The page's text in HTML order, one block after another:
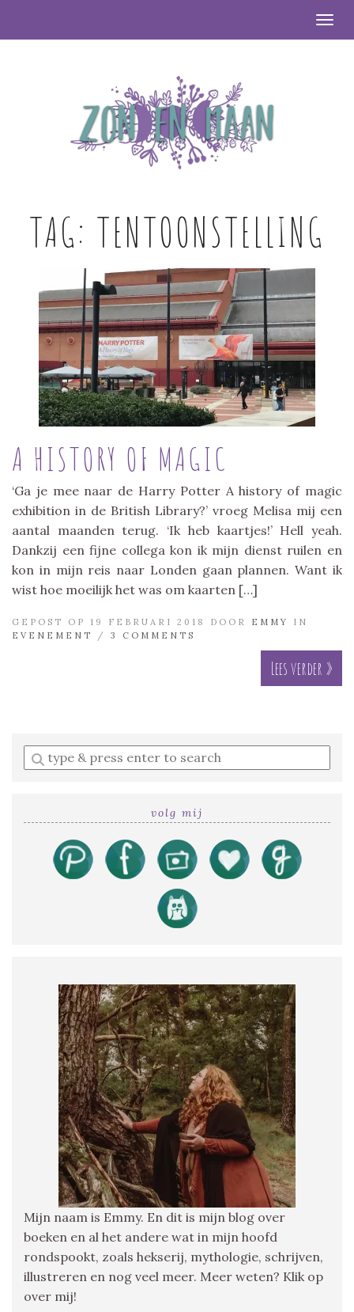
TAG: TENTOONSTELLING
A HISTORY OF MAGIC
‘Ga je mee naar de Harry Potter A history of magic
exhibition in de British Library?’ vroeg Melisa mij een
aantal maanden terug. ‘Ik heb kaartjes!’ Hell yeah.
Dankzij een fijne collega kon ik mijn dienst ruilen en
kon in mijn reis naar Londen gaan plannen. Want ik
wist hoe moeilijk het was om kaarten […]
GEPOST OP 19 FEBRUARI 2018 DOOR EMMY
IN
EVENEMENT
/ 3 COMMENTS
Lees verder »
Enter
a
volg mij
Mijn naam is Emmy. En dit is mijn blog over
boeken en al het andere wat in mijn hoofd
rondspookt, zoals hekserij, mythologie, schrijven,
illustreren en nog veel meer. Meer weten? Klik op
over mij!